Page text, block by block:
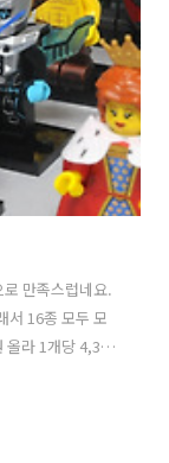
만족스럽네요.
서 16종 모두 모
올라 1개당 4,300